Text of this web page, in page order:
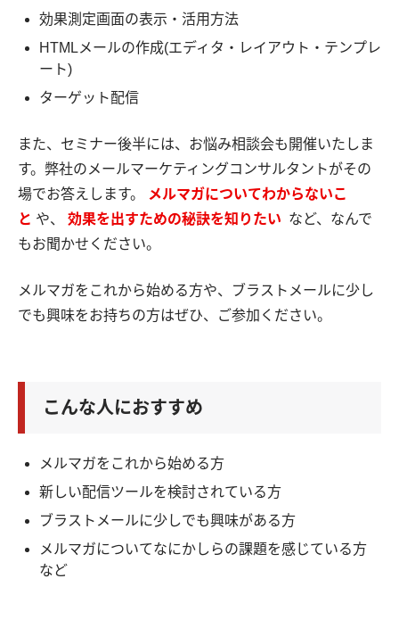
効果測定画面の表示・活用方法
HTMLメールの作成(エディタ・レイアウト・テンプレ
ート)
ターゲット配信
また、セミナー後半には、お悩み相談会も開催いたしま
す。弊社のメールマーケティングコンサルタントがその
場でお答えします。
メルマガについてわからないこ
と や、 効果を出すための秘訣を知りたい など、なんで
もお聞かせください。
メルマガをこれから始める方や、ブラストメールに少し
でも興味をお持ちの方はぜひ、ご参加ください。
こんな人におすすめ
メルマガをこれから始める方
新しい配信ツールを検討されている方
ブラストメールに少しでも興味がある方
メルマガについてなにかしらの課題を感じている方
など